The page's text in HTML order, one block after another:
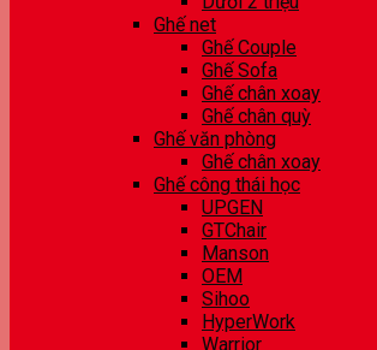
Ghế net
Ghế Couple
Ghế Sofa
Ghế chân xoay
Ghế chân quỳ
Ghế văn phòng
Ghế chân xoay
Ghế công thái học
UPGEN
GTChair
Manson
OEM
Sihoo
HyperWork
Warrior